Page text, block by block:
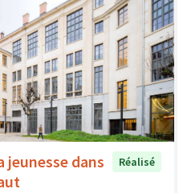
jeunesse dans
Réalisé